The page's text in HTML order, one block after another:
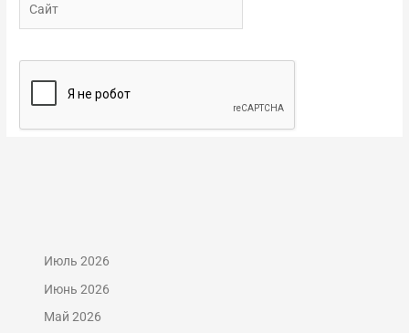
Июль 2026
Июнь 2026
Май 2026